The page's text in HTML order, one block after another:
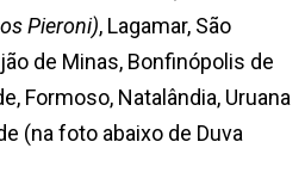
Pieroni), Lagamar, São
de Minas, Bonfinópolis de
Formoso, Natalândia, Uruana
(na foto abaixo de Duva